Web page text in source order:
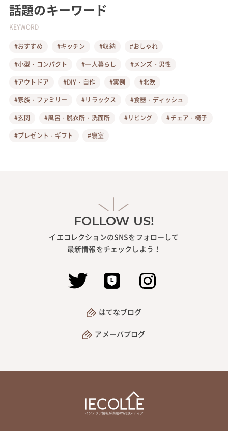
話題のキーワード
KEYWORD
#おすすめ #キッチン #収納
#おしゃれ
#小型・コンパクト
#一人暮らし
#メンズ・男性
#アウトドア
#DIY・自作 #実例
#北欧
#家族・ファミリー
#リラックス
#食器・ディッシュ
#玄関
#風呂・脱衣所・洗面所 #リビング
#チェア・椅子
#プレゼント・ギフト
#寝室
FOLLOW US!
イエコレクションのSNSをフォローして
最新情報をチェックしよう！
はてなブログ
アメーバブログ